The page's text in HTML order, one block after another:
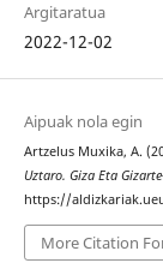
Argitaratua
2022-12-02
Aipuak nola egin
Artzelus Muxika, A.
Uztaro. Giza Eta
https://
More Citation